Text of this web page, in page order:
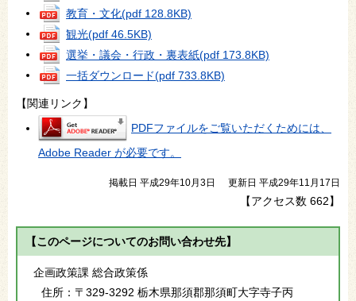
教育・文化(pdf 128.8KB)
観光(pdf 46.5KB)
選挙・議会・行政・裏表紙(pdf 173.8KB)
一括ダウンロード(pdf 733.8KB)
【関連リンク】
PDFファイルをご覧いただくためには、
Adobe Reader が必要です。
掲載日 平成29年10月3日 更新日 平成29年11月17日
【アクセス数 662】
【このページについてのお問い合わせ先】
企画政策課 総合政策係
住所： 〒329-3292 栃木県那須郡那須町大字寺子丙